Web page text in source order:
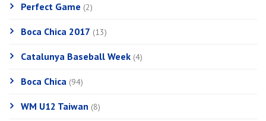
Perfect Game (2)
Boca Chica 2017 (13)
Catalunya Baseball Week (4)
Boca Chica (94)
WM U12 Taiwan (8)